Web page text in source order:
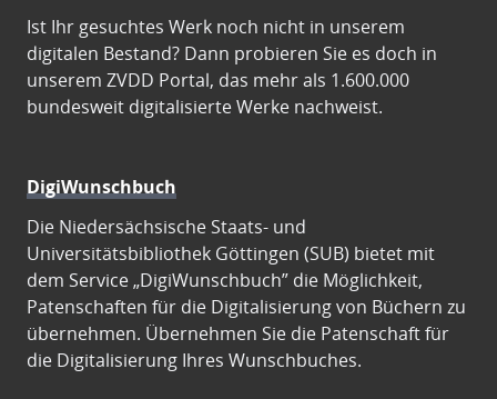
Ist Ihr gesuchtes Werk noch nicht in unserem
digitalen Bestand? Dann probieren Sie es doch in
unserem ZVDD Portal, das mehr als 1.600.000
bundesweit digitalisierte Werke nachweist.
DigiWunschbuch
Die Niedersächsische Staats- und
Universitätsbibliothek Göttingen (SUB) bietet mit
dem Service „DigiWunschbuch” die Möglichkeit,
Patenschaften für die Digitalisierung von Büchern zu
übernehmen. Übernehmen Sie die Patenschaft für
die Digitalisierung Ihres Wunschbuches.